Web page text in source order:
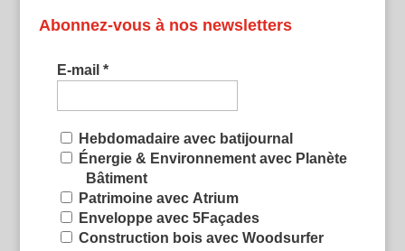
Abonnez-vous à nos newsletters
E-mail *
Hebdomadaire avec batijournal
Énergie & Environnement avec Planète
Bâtiment
Patrimoine avec Atrium
Enveloppe avec 5Façades
Construction bois avec Woodsurfer